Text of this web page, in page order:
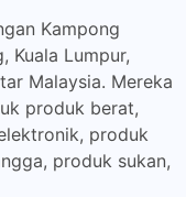
Kampong
Kuala Lumpur,
Malaysia. Mereka
produk berat,
produk
produk sukan,